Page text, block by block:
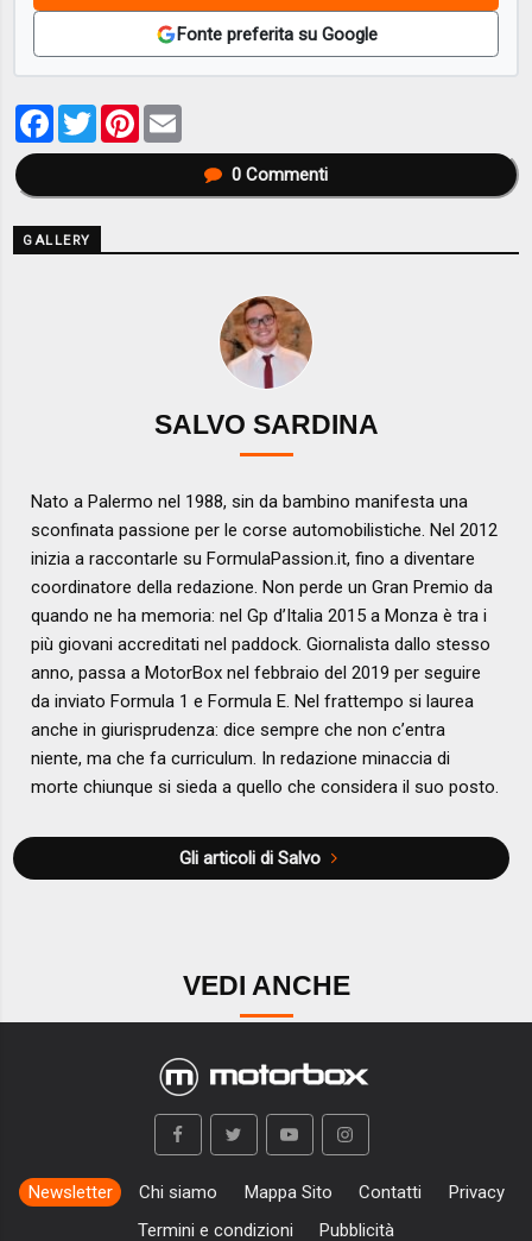
Fonte preferita su Google
Facebook
TwitterPinterest
0Commenti
GALLERY
SALVO SARDINA
Nato a Palermo nel 1988, sin da bambino manifesta una
sconfinata passione per le corse automobilistiche. Nel 2012
inizia a raccontarle su FormulaPassion.it, fino a diventare
coordinatore della redazione. Non perde un Gran Premio da
quando ne ha memoria: nel Gp d’Italia 2015 a Monza è tra i
più giovani accreditati nel paddock. Giornalista dallo stesso
anno, passa a MotorBox nel febbraio del 2019 per seguire
da inviato Formula 1 e Formula E. Nel frattempo si laurea
anche in giurisprudenza: dice sempre che non c’entra
niente, ma che fa curriculum. In redazione minaccia di
morte chiunque si sieda a quello che considera il suo posto.
Gli articoli di Salvo
VEDI ANCHE
Newsletter Chi siamo Mappa Sito Contatti
Privacy
Termini e condizioni
Pubblicità